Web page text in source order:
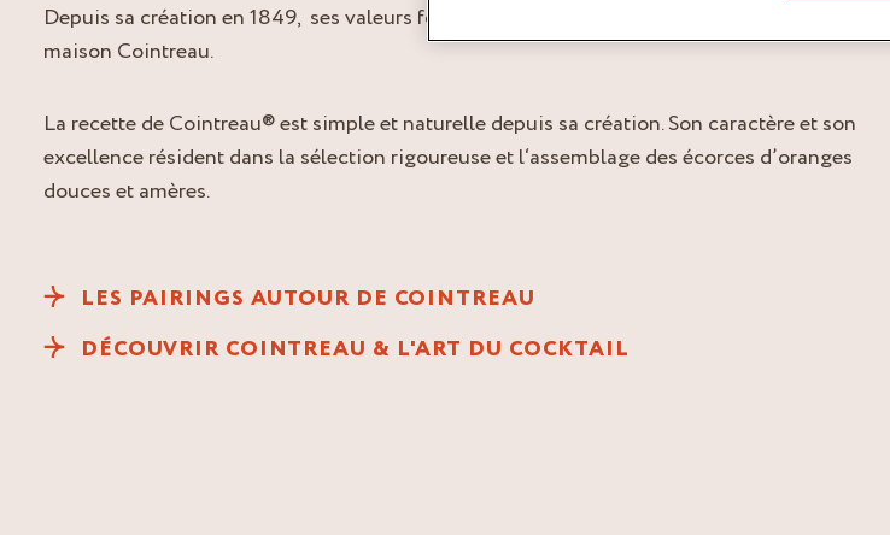
Depuis sa création en 1849, ses valeurs fondamentales donnent le ton de la
maison Cointreau.
La recette de Cointreau® est simple et naturelle depuis sa création. Son caractère et son
excellence résident dans la sélection rigoureuse et l‘assemblage des écorces d’oranges
douces et amères.
LES PAIRINGS AUTOUR DE COINTREAU
DÉCOUVRIR COINTREAU & L'ART DU COCKTAIL